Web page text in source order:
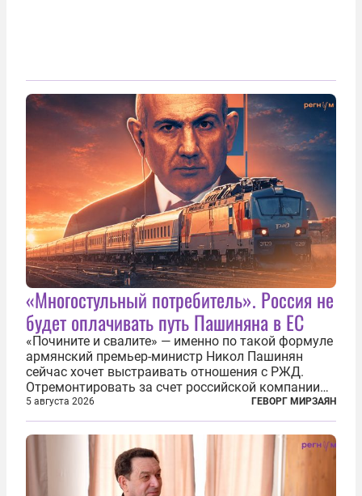
«Многостульный потребитель». Россия не
будет оплачивать путь Пашиняна в ЕС
«Почините и свалите» — именно по такой формуле
армянский премьер-министр Никол Пашинян
сейчас хочет выстраивать отношения с РЖД.
Отремонтировать за счет российской компании
железнодорожную инфраструктуру в районе
прохождения TRIPP (коридора, который должен
связать Азербайджан и Турцию через...
5 августа 2026 ГЕВОРГ МИРЗАЯН